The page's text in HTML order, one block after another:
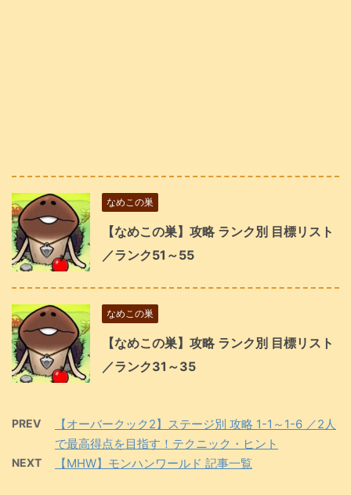
なめこの巣
【なめこの巣】攻略 ランク別 目標リスト
／ランク51～55
なめこの巣
【なめこの巣】攻略 ランク別 目標リスト
／ランク31～35
PREV
【オーバークック2】ステージ別 攻略 1-1～1-6 ／2人
で最高得点を目指す！テクニック・ヒント
NEXT 【MHW】モンハンワールド 記事一覧